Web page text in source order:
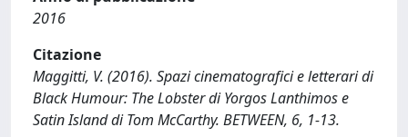
2016
Citazione
Maggitti, V. (2016). Spazi cinematografici e letterari di
Black Humour: The Lobster di Yorgos Lanthimos e
Satin Island di Tom McCarthy. BETWEEN, 6, 1-13.